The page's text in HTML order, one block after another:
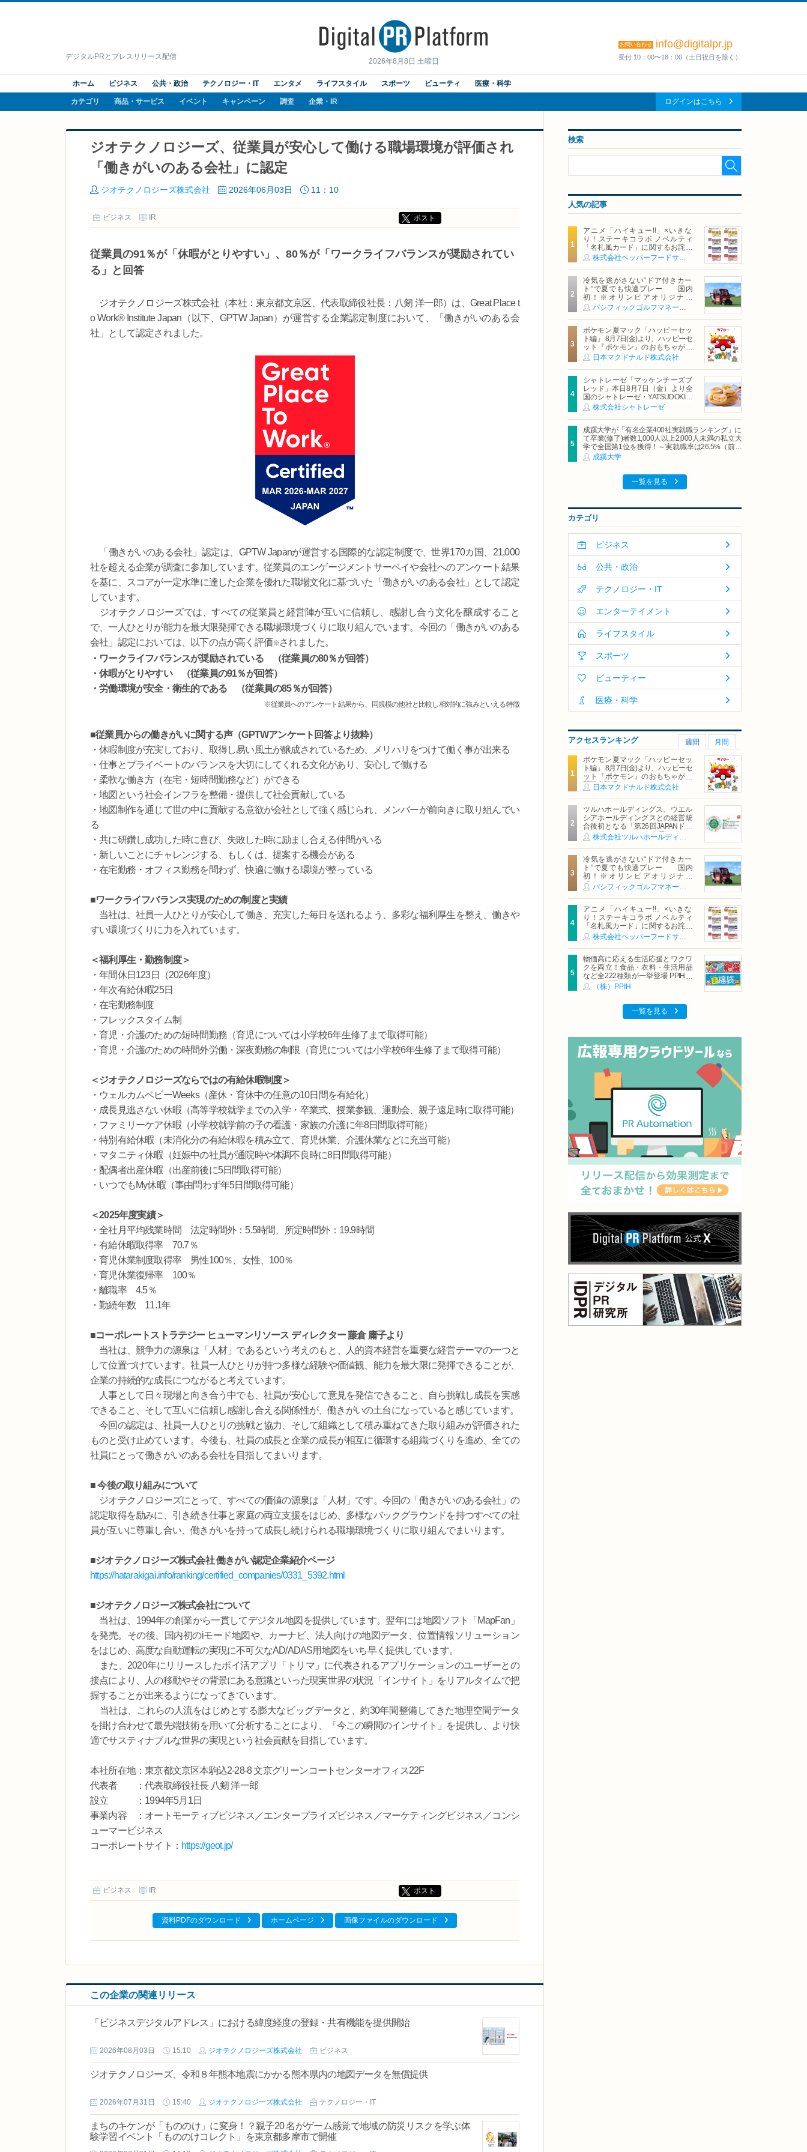
2026年8月8日 土曜日
デジタルPRとプレスリリース配信
お問い合わせ info@digitalpr.jp
受付 10：00〜18：00（土日祝日を除く）
ホーム ビジネス 公共・政治 テクノロジー・IT エンタメ ライフスタイル スポーツ ビューティ 医療・科学
カテゴリ 商品・サービス イベント キャンペーン 調査 企業・IR ログインはこちら
ジオテクノロジーズ、従業員が安心して働ける職場環境が評価され
「働きがいのある会社」に認定
ジオテクノロジーズ株式会社 2026年06月03日 11：10
ビジネス IR ポスト
従業員の91％が「休暇がとりやすい」、80％が「ワークライフバランスが奨励されてい
る」と回答
ジオテクノロジーズ株式会社（本社：東京都文京区、代表取締役社長：八剱 洋一郎）は、Great Place t
o Work® Institute Japan（以下、GPTW Japan）が運営する企業認定制度において、「働きがいのある会
社」として認定されました。
「働きがいのある会社」認定は、GPTW Japanが運営する国際的な認定制度で、世界170カ国、21,000
社を超える企業が調査に参加しています。従業員のエンゲージメントサーベイや会社へのアンケート結果
を基に、スコアが一定水準に達した企業を優れた職場文化に基づいた「働きがいのある会社」として認定
しています。
ジオテクノロジーズでは、すべての従業員と経営陣が互いに信頼し、感謝し合う文化を醸成すること
で、一人ひとりが能力を最大限発揮できる職場環境づくりに取り組んでいます。今回の「働きがいのある
会社」認定においては、以下の点が高く評価※されました。
・ワークライフバランスが奨励されている （従業員の80％が回答）
・休暇がとりやすい （従業員の91％が回答）
・労働環境が安全・衛生的である （従業員の85％が回答）
※従業員へのアンケート結果から、同規模の他社と比較し相対的に強みといえる特徴
■従業員からの働きがいに関する声（GPTWアンケート回答より抜粋）
・休暇制度が充実しており、取得し易い風土が醸成されているため、メリハリをつけて働く事が出来る
・仕事とプライベートのバランスを大切にしてくれる文化があり、安心して働ける
・柔軟な働き方（在宅・短時間勤務など）ができる
・地図という社会インフラを整備・提供して社会貢献している
・地図制作を通じて世の中に貢献する意欲が会社として強く感じられ、メンバーが前向きに取り組んでい
る
・共に研鑽し成功した時に喜び、失敗した時に励まし合える仲間がいる
・新しいことにチャレンジする、もしくは、提案する機会がある
・在宅勤務・オフィス勤務を問わず、快適に働ける環境が整っている
■ワークライフバランス実現のための制度と実績
当社は、社員一人ひとりが安心して働き、充実した毎日を送れるよう、多彩な福利厚生を整え、働きや
すい環境づくりに力を入れています。
＜福利厚生・勤務制度＞
・年間休日123日（2026年度）
・年次有給休暇25日
・在宅勤務制度
・フレックスタイム制
・育児・介護のための短時間勤務（育児については小学校6年生修了まで取得可能）
・育児・介護のための時間外労働・深夜勤務の制限（育児については小学校6年生修了まで取得可能）
＜ジオテクノロジーズならではの有給休暇制度＞
・ウェルカムベビーWeeks（産休・育休中の任意の10日間を有給化）
・成長見逃さない休暇（高等学校就学までの入学・卒業式、授業参観、運動会、親子遠足時に取得可能）
・ファミリーケア休暇（小学校就学前の子の看護・家族の介護に年8日間取得可能）
・特別有給休暇（未消化分の有給休暇を積み立て、育児休業、介護休業などに充当可能）
・マタニティ休暇（妊娠中の社員が通院時や体調不良時に8日間取得可能）
・配偶者出産休暇（出産前後に5日間取得可能）
・いつでもMy休暇（事由問わず年5日間取得可能）
＜2025年度実績＞
・全社月平均残業時間 法定時間外：5.5時間、所定時間外：19.9時間
・有給休暇取得率 70.7％
・育児休業制度取得率 男性100％、女性、100％
・育児休業復帰率 100％
・離職率 4.5％
・勤続年数 11.1年
■コーポレートストラテジー ヒューマンリソース ディレクター 藤倉 庸子より
当社は、競争力の源泉は「人材」であるという考えのもと、人的資本経営を重要な経営テーマの一つと
して位置づけています。社員一人ひとりが持つ多様な経験や価値観、能力を最大限に発揮できることが、
企業の持続的な成長につながると考えています。
人事として日々現場と向き合う中でも、社員が安心して意見を発信できること、自ら挑戦し成長を実感
できること、そして互いに信頼し感謝し合える関係性が、働きがいの土台になっていると感じています。
今回の認定は、社員一人ひとりの挑戦と協力、そして組織として積み重ねてきた取り組みが評価された
ものと受け止めています。今後も、社員の成長と企業の成長が相互に循環する組織づくりを進め、全ての
社員にとって働きがいのある会社を目指してまいります。
■ 今後の取り組みについて
ジオテクノロジーズにとって、すべての価値の源泉は「人材」です。今回の「働きがいのある会社」の
認定取得を励みに、引き続き仕事と家庭の両立支援をはじめ、多様なバックグラウンドを持つすべての社
員が互いに尊重し合い、働きがいを持って成長し続けられる職場環境づくりに取り組んでまいります。
■ジオテクノロジーズ株式会社 働きがい認定企業紹介ページ
https://hatarakigai.info/ranking/certified_companies/0331_5392.html
■ジオテクノロジーズ株式会社について
当社は、1994年の創業から一貫してデジタル地図を提供しています。翌年には地図ソフト「MapFan」
を発売。その後、国内初のiモード地図や、カーナビ、法人向けの地図データ、位置情報ソリューション
をはじめ、高度な自動運転の実現に不可欠なAD/ADAS用地図をいち早く提供しています。
また、2020年にリリースしたポイ活アプリ「トリマ」に代表されるアプリケーションのユーザーとの
接点により、人の移動やその背景にある意識といった現実世界の状況「インサイト」をリアルタイムで把
握することが出来るようになってきています。
当社は、これらの人流をはじめとする膨大なビッグデータと、約30年間整備してきた地理空間データ
を掛け合わせて最先端技術を用いて分析することにより、「今この瞬間のインサイト」を提供し、より快
適でサスティナブルな世界の実現という社会貢献を目指しています。
本社所在地：東京都文京区本駒込2-28-8 文京グリーンコートセンターオフィス22F
代表者 ：代表取締役社長 八剱 洋一郎
設立 ：1994年5月1日
事業内容 ：オートモーティブビジネス／エンタープライズビジネス／マーケティングビジネス／コンシ
ューマービジネス
コーポレートサイト： https://geot.jp/
ビジネス IR ポスト
資料PDFのダウンロード ホームページ 画像ファイルのダウンロード
この企業の関連リリース
「ビジネスデジタルアドレス」における緯度経度の登録・共有機能を提供開始
2026年08月03日 15:10 ジオテクノロジーズ株式会社 ビジネス
ジオテクノロジーズ、令和８年熊本地震にかかる熊本県内の地図データを無償提供
2026年07月31日 15:40 ジオテクノロジーズ株式会社 テクノロジー・IT
まちのキケンが「もののけ」に変身！？親子20 名がゲーム感覚で地域の防災リスクを学ぶ体
験学習イベント「もののけコレクト」を東京都多摩市で開催
検索
人気の記事
アニメ「ハイキュー!!」×いきな
り！ステーキコラボ ノベルティ
「名札風カード」に関するお詫び
および交換対応についてのご案内
冷気を逃がさない“ドア付きカー
ト”で夏でも快適プレー 国内
初！※オリンピアオリジナル
「AirCon Cart（エアコンカー
ト）」導入 | ＰＧＭ
ポケモン夏マック「ハッピーセッ
ト編」 8月7日(金)より、ハッピーセ
ット『ポケモン』のおもちゃが期
間限定登場
日本マクドナルド株式会社
シャトレーゼ「マッケンチーズブ
レッド」本日8月7日（金）より全
国のシャトレーゼ・YATSUDOKIで
発売株式会社シャトレーゼ
成蹊大学が「有名企業400社実就職ランキング」に
て卒業(修了)者数1,000人以上2,000人未満の私立大
学で全国第1位を獲得！～実就職率は26.5%（前年
比＋4.3pt）に伸長、東京の私立大学でも10位にラ
ンクイン～
成蹊大学
一覧を見る
カテゴリ
ビジネス
公共・政治
テクノロジー・IT
エンターテイメント
ライフスタイル
スポーツ
ビューティー
医療・科学
アクセスランキング 週間 月間
ポケモン夏マック「ハッピーセッ
ト編」 8月7日(金)より、ハッピーセ
ット『ポケモン』のおもちゃが期
間限定登場
日本マクドナルド株式会社
ツルハホールディングス、ウエル
シアホールディングスとの経営統
合後初となる「第26回JAPANドラ
ッグストアショー」に出展
冷気を逃がさない“ドア付きカー
ト”で夏でも快適プレー 国内
初！※オリンピアオリジナル
「AirCon Cart（エアコンカー
ト）」導入 | ＰＧＭ
アニメ「ハイキュー!!」×いきな
り！ステーキコラボ ノベルティ
「名札風カード」に関するお詫び
および交換対応についてのご案内
物価高に応える生活応援とワクワ
クを両立！食品・衣料・生活用品
など全222種類が一挙登場 PPIHグ
ループ「夏福袋」＆セール 8月6日
(木)より順次スタート
（株）PPIH
一覧を見る